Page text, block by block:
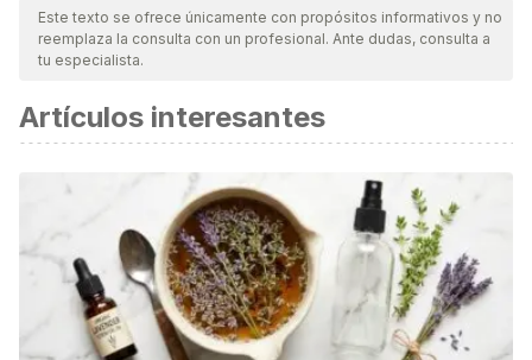
nuestro equipo, para asegurar su calidad, confiabilidad,
vigencia y validez.La bibliografía de este artículo fue
científica.
Cofré-Bolados, Cristian, Sánchez-Aguilera, Pablo, Zafra-
Santos, Edson, Espinoza-Salinas, Alexis, Entrenamiento
aeróbico de alta intensidad: Historia y fisiología clínica del
ejercicio. Revista de la Universidad Industrial de Santander.
Salud [Internet]. 2016;48(3):275-284. Recuperado de:
https://www.redalyc.org/articulo.oa?id=343846574002
Gómez Piqueras P, Sánchez González M. Entrenamiento
Este texto se ofrece únicamente con propósitos informativos y no
reemplaza la consulta con un profesional. Ante dudas, consulta a
tu especialista.
Artículos interesantes